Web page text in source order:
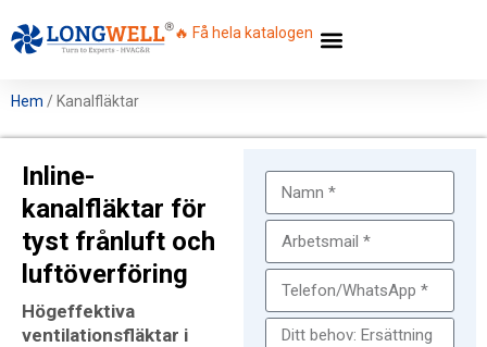
🔥 Få hela katalogen
Hem / Kanalfläktar
Inline-
kanalfläktar för
tyst frånluft och
luftöverföring
Högeffektiva
ventilationsfläktar i